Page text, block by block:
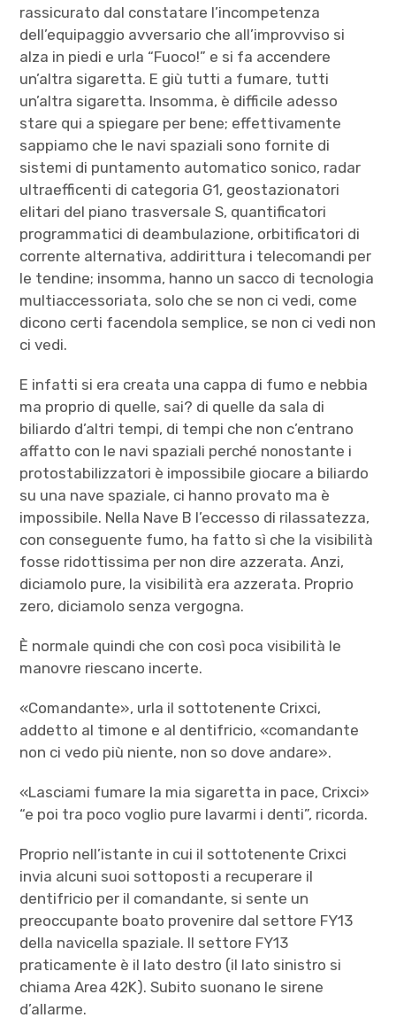
rassicurato dal constatare l’incompetenza
dell’equipaggio avversario che all’improvviso si
alza in piedi e urla “Fuoco!” e si fa accendere
un’altra sigaretta. E giù tutti a fumare, tutti
un’altra sigaretta. Insomma, è difficile adesso
stare qui a spiegare per bene; effettivamente
sappiamo che le navi spaziali sono fornite di
sistemi di puntamento automatico sonico, radar
ultraefficenti di categoria G1, geostazionatori
elitari del piano trasversale S, quantificatori
programmatici di deambulazione, orbitificatori di
corrente alternativa, addirittura i telecomandi per
le tendine; insomma, hanno un sacco di tecnologia
multiaccessoriata, solo che se non ci vedi, come
dicono certi facendola semplice, se non ci vedi non
ci vedi.
E infatti si era creata una cappa di fumo e nebbia
ma proprio di quelle, sai? di quelle da sala di
biliardo d’altri tempi, di tempi che non c’entrano
affatto con le navi spaziali perché nonostante i
protostabilizzatori è impossibile giocare a biliardo
su una nave spaziale, ci hanno provato ma è
impossibile. Nella Nave B l’eccesso di rilassatezza,
con conseguente fumo, ha fatto sì che la visibilità
fosse ridottissima per non dire azzerata. Anzi,
diciamolo pure, la visibilità era azzerata. Proprio
zero, diciamolo senza vergogna.
È normale quindi che con così poca visibilità le
manovre riescano incerte.
«Comandante», urla il sottotenente Crixci,
addetto al timone e al dentifricio, «comandante
non ci vedo più niente, non so dove andare».
«Lasciami fumare la mia sigaretta in pace, Crixci»
“e poi tra poco voglio pure lavarmi i denti”, ricorda.
Proprio nell’istante in cui il sottotenente Crixci
invia alcuni suoi sottoposti a recuperare il
dentifricio per il comandante, si sente un
preoccupante boato provenire dal settore FY13
della navicella spaziale. Il settore FY13
praticamente è il lato destro (il lato sinistro si
chiama Area 42K). Subito suonano le sirene
d’allarme.